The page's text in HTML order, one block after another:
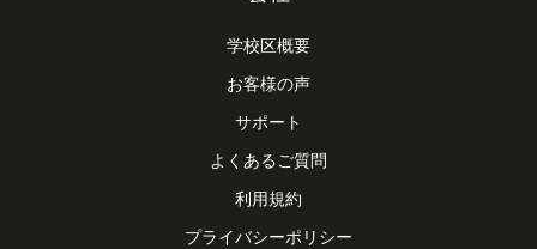
学校区概要
お客様の声
サポート
よくあるご質問
利用規約
プライバシーポリシー